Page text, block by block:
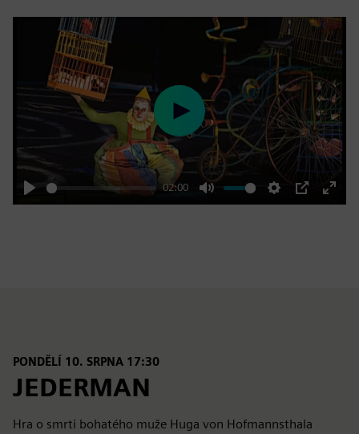
Play
02:00
Mute Settings
PIP
Enter
Play
PONDĚLÍ 10. SRPNA 17:30
JEDERMAN
Hra o smrti bohatého muže Huga von Hofmannsthala